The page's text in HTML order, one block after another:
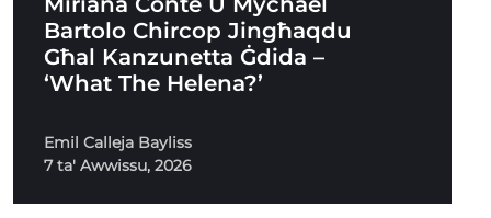
Bartolo Chircop Jingħaqdu
Għal Kanzunetta Ġdida –
‘What The Helena?’
Emil Calleja Bayliss
7 ta' Awwissu, 2026